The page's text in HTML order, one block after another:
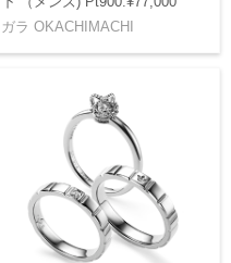
ガラ OKACHIMACHI